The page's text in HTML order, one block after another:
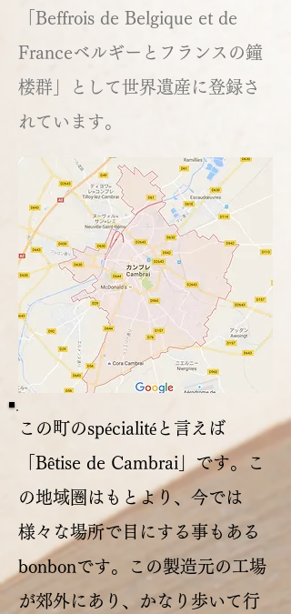
「Beffrois de Belgique et de
Franceベルギーとフランスの鐘
楼群」として世界遺産に登録さ
れています。
この町のspécialitéと言えば
「Bêtise de Cambrai」です。こ
の地域圏はもとより、今では
様々な場所で目にする事もある
bonbonです。この製造元の工場
が郊外にあり、かなり歩いて行